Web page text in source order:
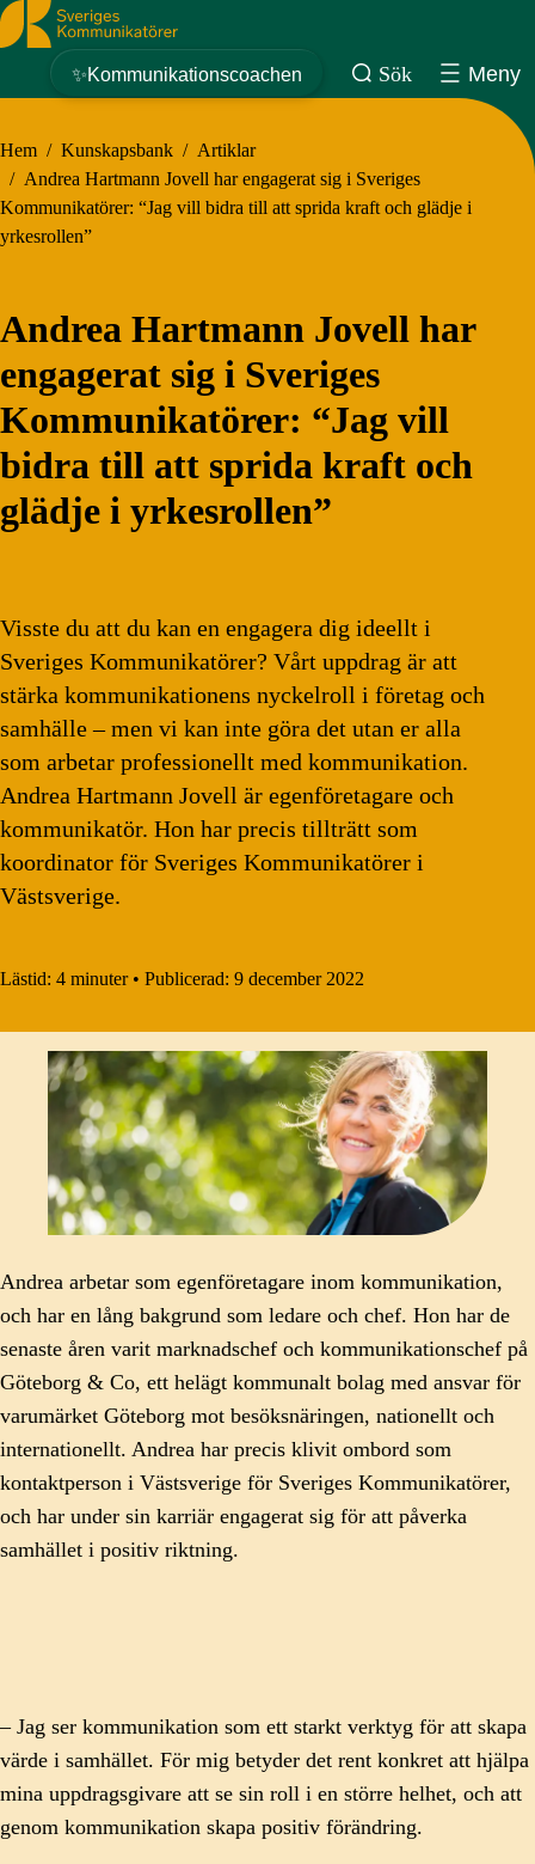
Sveriges Kommunikatörer
✨Kommunikationscoachen Sök Meny
Hem / Kunskapsbank / Artiklar
/ Andrea Hartmann Jovell har engagerat sig i Sveriges
Kommunikatörer: “Jag vill bidra till att sprida kraft och glädje i
yrkesrollen”
Andrea Hartmann Jovell har
engagerat sig i Sveriges
Kommunikatörer: “Jag vill
bidra till att sprida kraft och
glädje i yrkesrollen”
Visste du att du kan en engagera dig ideellt i
Sveriges Kommunikatörer? Vårt uppdrag är att
stärka kommunikationens nyckelroll i företag och
samhälle – men vi kan inte göra det utan er alla
som arbetar professionellt med kommunikation.
Andrea Hartmann Jovell är egenföretagare och
kommunikatör. Hon har precis tillträtt som
koordinator för Sveriges Kommunikatörer i
Västsverige.
Lästid: 4 minuter • Publicerad: 9 december 2022
Andrea arbetar som egenföretagare inom kommunikation,
och har en lång bakgrund som ledare och chef. Hon har de
senaste åren varit marknadschef och kommunikationschef på
Göteborg & Co, ett helägt kommunalt bolag med ansvar för
varumärket Göteborg mot besöksnäringen, nationellt och
internationellt. Andrea har precis klivit ombord som
kontaktperson i Västsverige för Sveriges Kommunikatörer,
och har under sin karriär engagerat sig för att påverka
samhället i positiv riktning.
– Jag ser kommunikation som ett starkt verktyg för att skapa
värde i samhället. För mig betyder det rent konkret att hjälpa
mina uppdragsgivare att se sin roll i en större helhet, och att
genom kommunikation skapa positiv förändring.